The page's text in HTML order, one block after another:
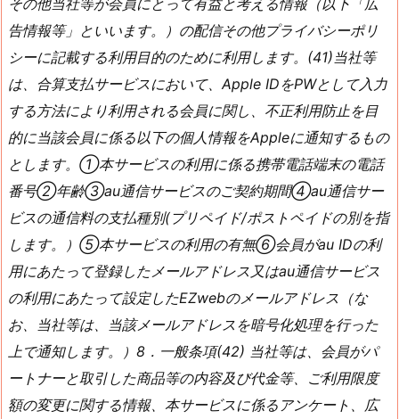
その他当社等が会員にとって有益と考える情報（以下「広
告情報等」といいます。）の配信その他プライバシーポリ
シーに記載する利用目的のために利用します。(41)当社等
は、合算支払サービスにおいて、Apple IDをPWとして入力
する方法により利用される会員に関し、不正利用防止を目
的に当該会員に係る以下の個人情報をAppleに通知するもの
とします。①本サービスの利用に係る携帯電話端末の電話
番号②年齢③au通信サービスのご契約期間④au通信サー
ビスの通信料の支払種別(プリペイド/ポストペイドの別を指
します。）⑤本サービスの利用の有無⑥会員がau IDの利
用にあたって登録したメールアドレス又はau通信サービス
の利用にあたって設定したEZwebのメールアドレス（な
お、当社等は、当該メールアドレスを暗号化処理を行った
上で通知します。）8．一般条項(42) 当社等は、会員がパ
ートナーと取引した商品等の内容及び代金等、ご利用限度
額の変更に関する情報、本サービスに係るアンケート、広